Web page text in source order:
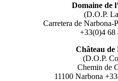
Domaine de
(D.O.P.
Carretera de Narbona-
+33(0)4 68
Château de
(D.O.P.
Chemin de
11100 Narbona